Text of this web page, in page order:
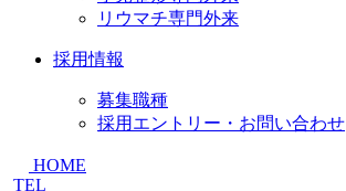
リウマチ専門外来
採用情報
募集職種
採用エントリー・お問い合わせ
HOME
TEL